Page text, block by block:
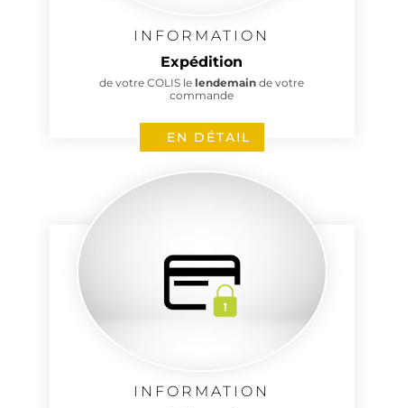
INFORMATION
Expédition
de votre COLIS lelendemainde votre
commande
EN DÉTAIL
INFORMATION